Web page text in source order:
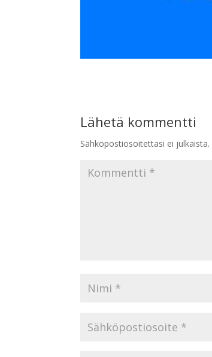
Lähetä kommentti
Sähköpostiosoitettasi ei julkaista.